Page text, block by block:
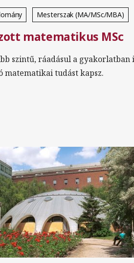
Mesterszak (MA/MSc/MBA)
angol Földrajz
matematikus MSc
szintű, ráadásul a gyakorlatban
matematikai tudást kapsz.